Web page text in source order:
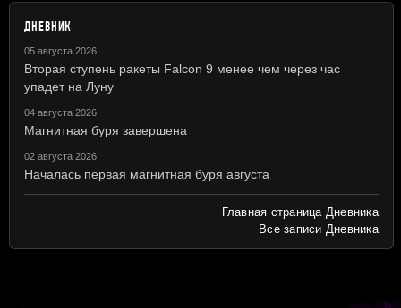
ДНЕВНИК
05 августа 2026
Вторая ступень ракеты Falcon 9 менее чем через час
упадет на Луну
04 августа 2026
Магнитная буря завершена
02 августа 2026
Началась первая магнитная буря августа
Главная страница Дневника
Все записи Дневника